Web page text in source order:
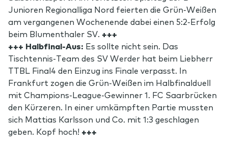
Junioren Regionalliga Nord feierten die Grün-Weißen
am vergangenen Wochenende dabei einen 5:2-Erfolg
beim Blumenthaler SV. +++
+++ Halbfinal-Aus: Es sollte nicht sein. Das
Tischtennis-Team des SV Werder hat beim Liebherr
TTBL Final4 den Einzug ins Finale verpasst. In
Frankfurt zogen die Grün-Weißen im Halbfinalduell
mit Champions-League-Gewinner 1. FC Saarbrücken
den Kürzeren. In einer umkämpften Partie mussten
sich Mattias Karlsson und Co. mit 1:3 geschlagen
geben. Kopf hoch! +++